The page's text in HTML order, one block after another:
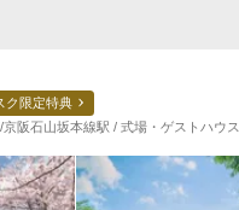
ク限定特典
阪石山坂本線駅 / 式場・ゲストハウス